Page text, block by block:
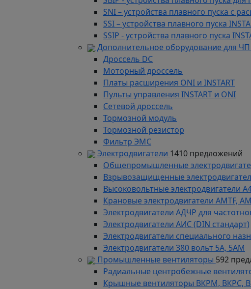
SNI – устройства плавного пуска с
SSI – устройства плавного пуска
SSIP - устройства плавного пуска
Дополнительное оборудование для
Дроссель DC
Моторный дроссель
Платы расширения ONI и INSTART
Пульты управления INSTART и ONI
Сетевой дроссель
Тормозной модуль
Тормозной резистор
Фильтр ЭМС
Электродвигатели 1410 предложений
Общепромышленные
Взрывозащищенные
Высоковольтные электродвигатели
Крановые электродвигатели AMTF,
Электродвигатели АДЧР для
Электродвигатели АИС (DIN стандарт)
Электродвигатели специального
Электродвигатели 380 вольт 5А, 5АМ
Промышленные вентиляторы 592
Радиальные центробежные
Крышные вентиляторы ВКРМ, ВКРС,